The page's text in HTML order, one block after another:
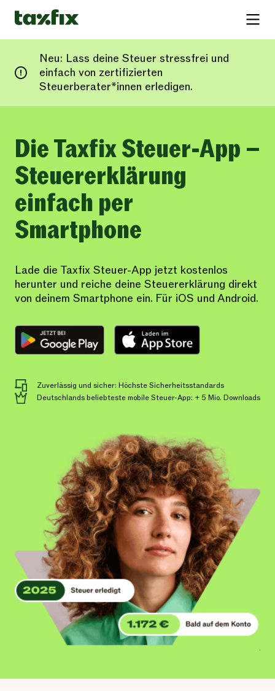
Neu: Lass deine Steuer stressfrei und
einfach von zertifizierten
Steuerberater*innen erledigen.
Die Taxfix Steuer-App –
Steuererklärung
einfach per
Smartphone
Lade die Taxfix Steuer-App jetzt kostenlos
herunter und reiche deine Steuererklärung direkt
von deinem Smartphone ein. Für iOS und Android.
Zuverlässig und sicher: Höchste Sicherheitsstandards
Deutschlands beliebteste mobile Steuer-App: + 5 Mio. Downloads​